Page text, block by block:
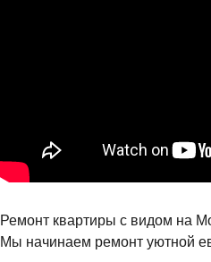
Ремонт квартиры с видом на
Мы начинаем ремонт уютной